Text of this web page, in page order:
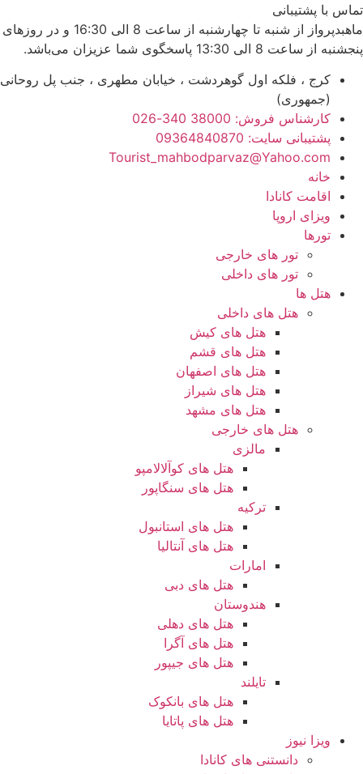
تماس با پشتیبانی
ماهبدپرواز از شنبه تا چهارشنبه از ساعت 8 الی 16:30 و در روزهای
پنجشنبه از ساعت 8 الی 13:30 پاسخگوی شما عزیزان می‌باشد.
کرج ، فلکه اول گوهردشت ، خیابان مطهری ، جنب پل روحانی
(جمهوری)
کارشناس فروش: 38000 340-026
پشتیبانی سایت: 09364840870
Tourist_mahbodparvaz@Yahoo.com
خانه
اقامت کانادا
ویزای اروپا
تورها
تور های خارجی
تور های داخلی
هتل ها
هتل های داخلی
هتل های کیش
هتل های قشم
هتل های اصفهان
هتل های شیراز
هتل های مشهد
هتل های خارجی
مالزی
هتل های کوآلالامپو
هتل های سنگاپور
ترکیه
هتل های استانبول
هتل های آنتالیا
امارات
هتل های دبی
هندوستان
هتل های دهلی
هتل های آگرا
هتل های جیپور
تایلند
هتل های بانکوک
هتل های پاتایا
ویزا نیوز
دانستنی های کانادا